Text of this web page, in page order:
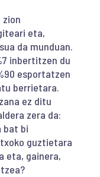
zion
eta,
da munduan.
inbertitzen du
esportatzen
berrietara.
ez ditu
zera da:
bat bi
guztietara
eta, gainera,